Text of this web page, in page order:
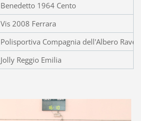
Benedetto 1964 Cento
Vis 2008 Ferrara
Polisportiva Compagnia dell'Albero
Jolly Reggio Emilia